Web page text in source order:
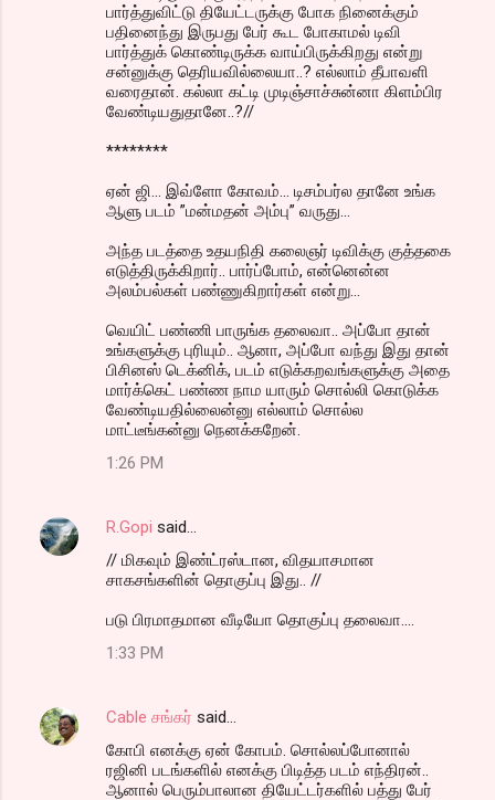
பார்த்துவிட்டு தியேட்டருக்கு போக நினைக்கும்
பதினைந்து இருபது பேர் கூட போகாமல் டிவி
பார்த்துக் கொண்டிருக்க வாய்பிருக்கிறது என்று
சன்னுக்கு தெரியவில்லையா..? எல்லாம் தீபாவளி
வரைதான். கல்லா கட்டி முடிஞ்சாச்சுன்னா கிளம்பிர
வேண்டியதுதானே..?//
********
ஏன் ஜி... இவ்ளோ கோவம்... டிசம்பர்ல தானே உங்க
ஆளு படம் ”மன்மதன் அம்பு” வருது...
அந்த படத்தை உதயநிதி கலைஞர் டிவிக்கு குத்தகை
எடுத்திருக்கிறார்.. பார்ப்போம், என்னென்ன
அலம்பல்கள் பண்ணுகிறார்கள் என்று...
வெயிட் பண்ணி பாருங்க தலைவா.. அப்போ தான்
உங்களுக்கு புரியும்.. ஆனா, அப்போ வந்து இது தான்
பிசினஸ் டெக்னிக், படம் எடுக்கறவங்களுக்கு அதை
மார்க்கெட் பண்ண நாம யாரும் சொல்லி கொடுக்க
வேண்டியதில்லைன்னு எல்லாம் சொல்ல
மாட்டீங்கன்னு நெனக்கறேன்.
1:26 PM
R.Gopi said…
// மிகவும் இண்ட்ரஸ்டான, விதயாசமான
சாகசங்களின் தொகுப்பு இது.. //
படு பிரமாதமான வீடியோ தொகுப்பு தலைவா....
1:33 PM
Cable சங்கர் said…
கோபி எனக்கு ஏன் கோபம். சொல்லப்போனால்
ரஜினி படங்களில் எனக்கு பிடித்த படம் எந்திரன்..
ஆனால் பெரும்பாலான தியேட்டர்களில் பத்து பேர்